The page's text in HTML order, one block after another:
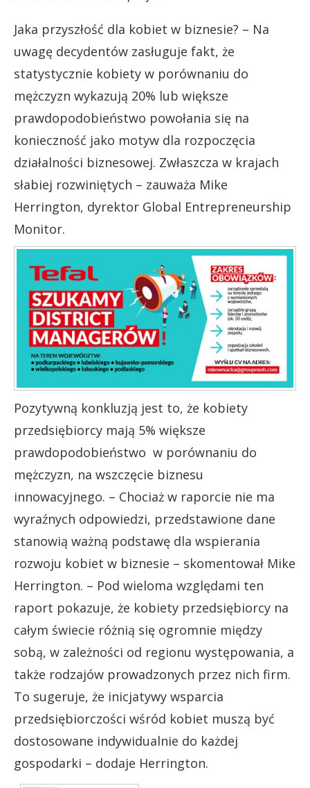
Jaka przyszłość dla kobiet w biznesie? – Na
uwagę decydentów zasługuje fakt, że
statystycznie kobiety w porównaniu do
mężczyzn wykazują 20% lub większe
prawdopodobieństwo powołania się na
konieczność jako motyw dla rozpoczęcia
działalności biznesowej. Zwłaszcza w krajach
słabiej rozwiniętych – zauważa Mike
Herrington, dyrektor Global Entrepreneurship
Monitor.
Pozytywną konkluzją jest to, że kobiety
przedsiębiorcy mają 5% większe
prawdopodobieństwo w porównaniu do
mężczyzn, na wszczęcie biznesu
innowacyjnego. – Chociaż w raporcie nie ma
wyraźnych odpowiedzi, przedstawione dane
stanowią ważną podstawę dla wspierania
rozwoju kobiet w biznesie – skomentował Mike
Herrington. – Pod wieloma względami ten
raport pokazuje, że kobiety przedsiębiorcy na
całym świecie różnią się ogromnie między
sobą, w zależności od regionu występowania, a
także rodzajów prowadzonych przez nich firm.
To sugeruje, że inicjatywy wsparcia
przedsiębiorczości wśród kobiet muszą być
dostosowane indywidualnie do każdej
gospodarki – dodaje Herrington.